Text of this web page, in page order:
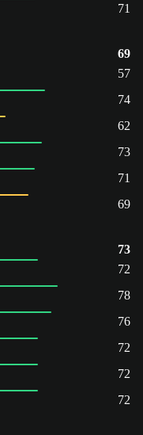
71
69
57
74
62
73
71
69
73
72
78
76
72
72
72